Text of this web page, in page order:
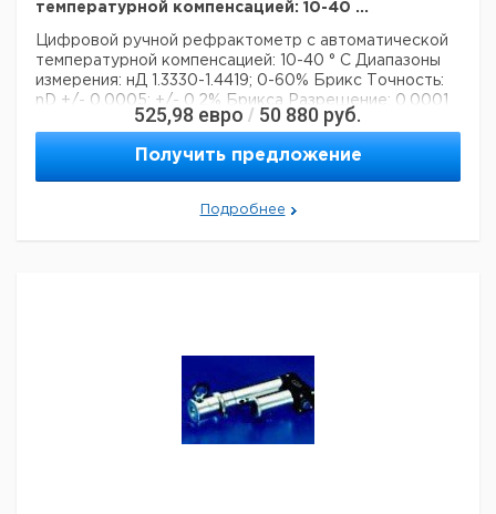
температурной компенсацией: 10-40 ...
Цифровой ручной рефрактометр с автоматической
температурной компенсацией: 10-40 ° C Диапазоны
измерения: нД 1.3330-1.4419; 0-60% Брикс
Точность:
nD +/- 0,0005; +/- 0,2% Брикса Разрешение: 0,0001
нД; 0,1% БриксКоличество образца: ~ 40 мкл
IP65
Технические данные:
Описание типа продукта:рефрактометр
160 г
525,98 евро / 50 880 руб.
Получить предложение
Подробнее